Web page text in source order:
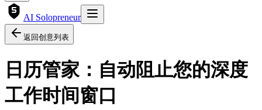
AI Solopreneur
返回创意列表
日历管家：自动阻止您的深度
工作时间窗口